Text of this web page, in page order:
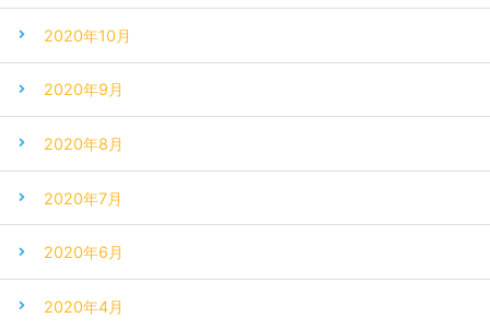
2020年10月
2020年9月
2020年8月
2020年7月
2020年6月
2020年4月